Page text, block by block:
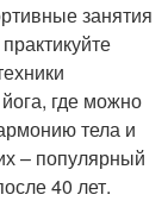
занятия
где можно
тела и
– популярный
40 лет.